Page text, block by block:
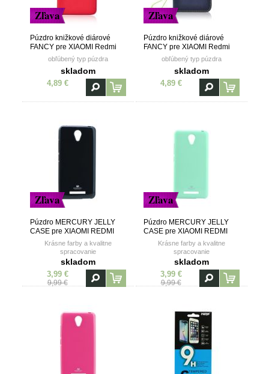
Zľava
Púzdro knižkové diárové
FANCY pre XIAOMI Redmi
NOTE 2 - červeno modré
obľúbený typ púzdra
skladom
4,89 €
Zľava
Púzdro knižkové diárové
FANCY pre XIAOMI Redmi
NOTE 2 - modro žlté
obľúbený typ púzdra
skladom
4,89 €
Zľava
Púzdro MERCURY JELLY
CASE pre XIAOMI REDMI
NOTE 2 - čierne
Krásne farby a kvalitne
spracovanie
skladom
3,99 €
9,99 €
Zľava
Púzdro MERCURY JELLY
CASE pre XIAOMI REDMI
NOTE 2 - mätové
Krásne farby a kvalitne
spracovanie
skladom
3,99 €
9,99 €